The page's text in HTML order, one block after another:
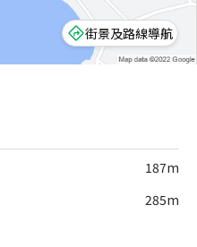
街景及路線導航
187m
285m